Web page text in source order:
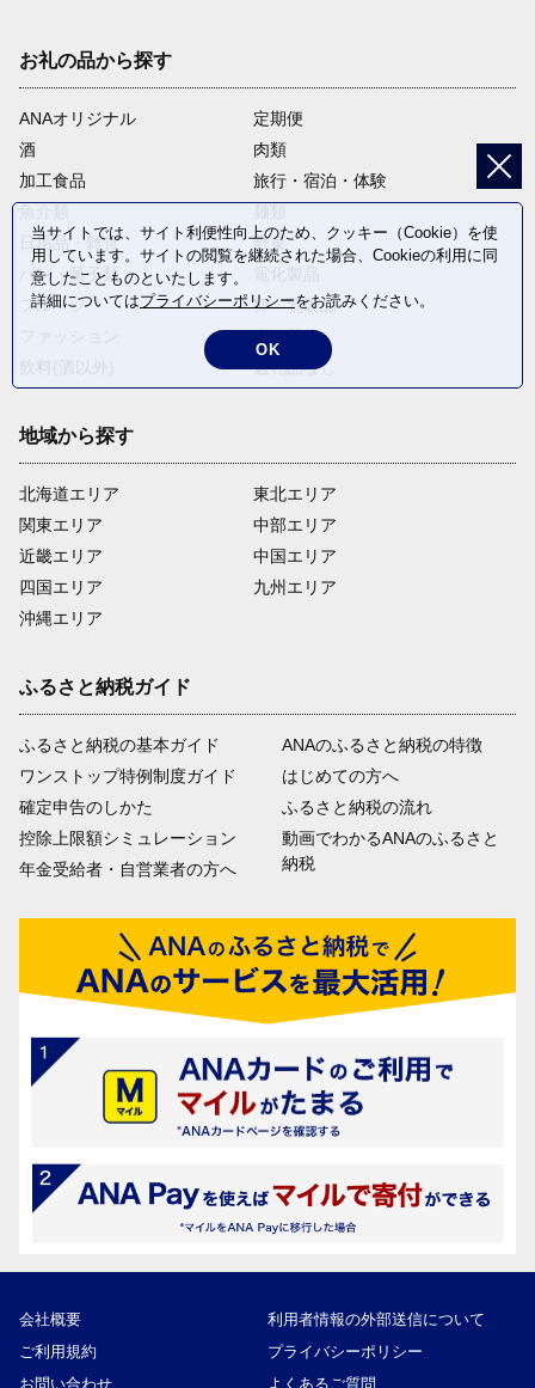
お礼の品から探す
ANAオリジナル
定期便
酒
肉類
加工食品
旅行・宿泊・体験
日用品・雑貨
野菜
パン・菓子類
フルーツ
卵・乳製品
米・穀物
返礼品なし
地域から探す
北海道エリア
関東エリア
近畿エリア
四国エリア
沖縄エリア
東北エリア
中部エリア
中国エリア
九州エリア
ふるさと納税ガイド
ふるさと納税の基本ガイド
ワンストップ特例制度ガイド
確定申告のしかた
控除上限額シミュレーション
年金受給者・自営業者の方へ
ANAのふるさと納税の特徴
はじめての方へ
ふるさと納税の流れ
動画でわかるANAのふるさと
納税
会社概要
利用者情報の外部送信について
ご利用規約
プライバシーポリシー
お問い合わせ
よくあるご質問
当サイトでは、サイト利便性向上のため、クッキー（Cookie）を使
用しています。サイトの閲覧を継続された場合、Cookieの利用に同
意したことものといたします。
詳細についてはプライバシーポリシーをお読みください。
OK